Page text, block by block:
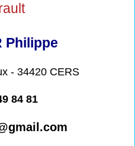
Philippe
- 34420 CERS
84 81